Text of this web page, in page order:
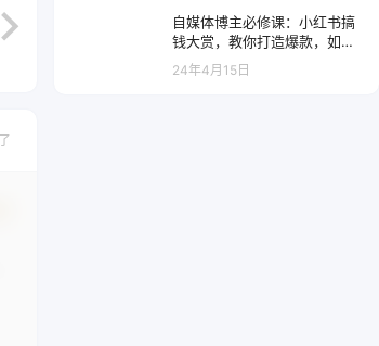
自媒体博主必修课：小红书搞
钱大赏，教你打造爆款，如何
搞钱（11 节课）
24年4月15日